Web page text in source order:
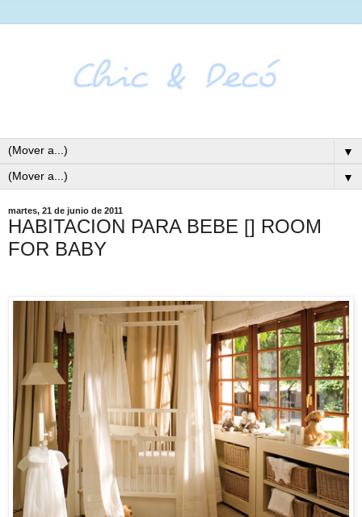
▼
▼
martes, 21 de junio de 2011
HABITACION PARA BEBE [] ROOM
FOR BABY